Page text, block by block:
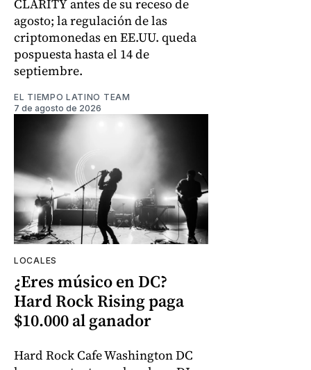
CLARITY antes de su receso de
agosto; la regulación de las
criptomonedas en EE.UU. queda
pospuesta hasta el 14 de
septiembre.
EL TIEMPO LATINO TEAM
7 de agosto de 2026
LOCALES
¿Eres músico en DC?
Hard Rock Rising paga
$10.000 al ganador
Hard Rock Cafe Washington DC